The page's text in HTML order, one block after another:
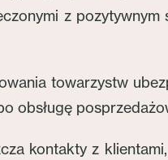
z
towarzystw
obsługę
kontakty z